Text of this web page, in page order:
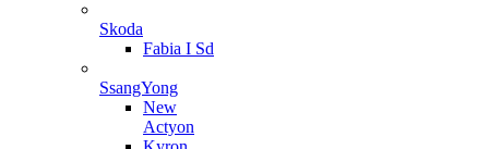
Skoda
Fabia I Sd
SsangYong
New
Actyon